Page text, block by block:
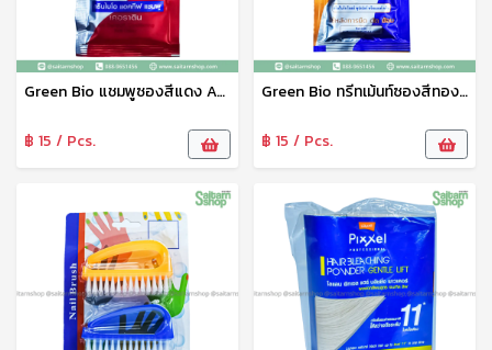
Green Bio แชมพูซองสีแดง Active Shampoo Keratin เคราติน
฿ 15 / Pcs.
Green Bio ทรีทเม้นท์ซองสีทอง Green bio Gold Super Treatment Cream
฿ 15 / Pcs.